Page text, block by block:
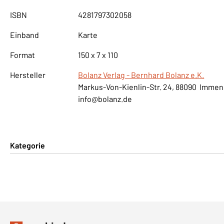
ISBN 4281797302058
Einband Karte
Format 150 x 7 x 110
Hersteller
Bolanz Verlag - Bernhard Bolanz e.K.
Markus-Von-Kienlin-Str. 24, 88090
info@bolanz.de
Kategorie